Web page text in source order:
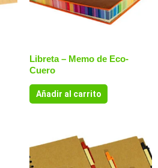
Libreta – Memo de Eco-
Cuero
Añadir al carrito